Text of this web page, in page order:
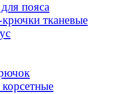
пояса
тканевые